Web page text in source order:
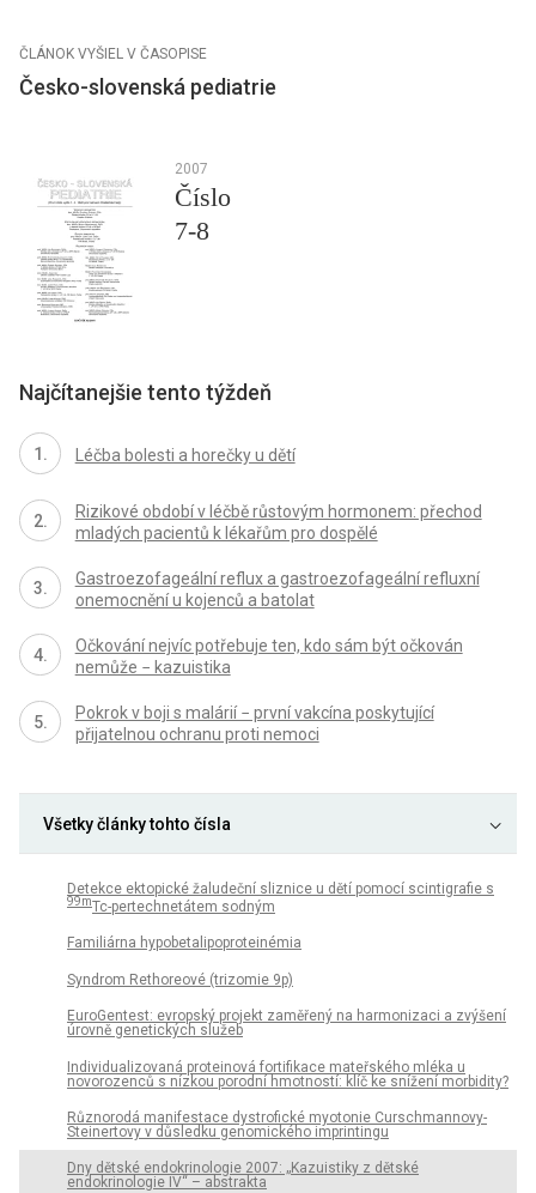
ČLÁNOK VYŠIEL V ČASOPISE
Česko-slovenská pediatrie
2007
Číslo
7-8
Najčítanejšie tento týždeň
Léčba bolesti a horečky u dětí
Rizikové období v léčbě růstovým hormonem: přechod
mladých pacientů k lékařům pro dospělé
Gastroezofageální reflux a gastroezofageální refluxní
onemocnění u kojenců a batolat
Očkování nejvíc potřebuje ten, kdo sám být očkován
nemůže − kazuistika
Pokrok v boji s malárií − první vakcína poskytující
přijatelnou ochranu proti nemoci
Všetky články tohto čísla
Detekce ektopické žaludeční sliznice u dětí pomocí scintigrafie s
99mTc-pertechnetátem sodným
Familiárna hypobetalipoproteinémia
Syndrom Rethoreové (trizomie 9p)
EuroGentest: evropský projekt zaměřený na harmonizaci a zvýšení
úrovně genetických služeb
Individualizovaná proteinová fortifikace mateřského mléka u
novorozenců s nízkou porodní hmotností: klíč ke snížení morbidity?
Různorodá manifestace dystrofické myotonie Curschmannovy-
Steinertovy v důsledku genomického imprintingu
Dny dětské endokrinologie 2007: „Kazuistiky z dětské
endokrinologie IV“ – abstrakta